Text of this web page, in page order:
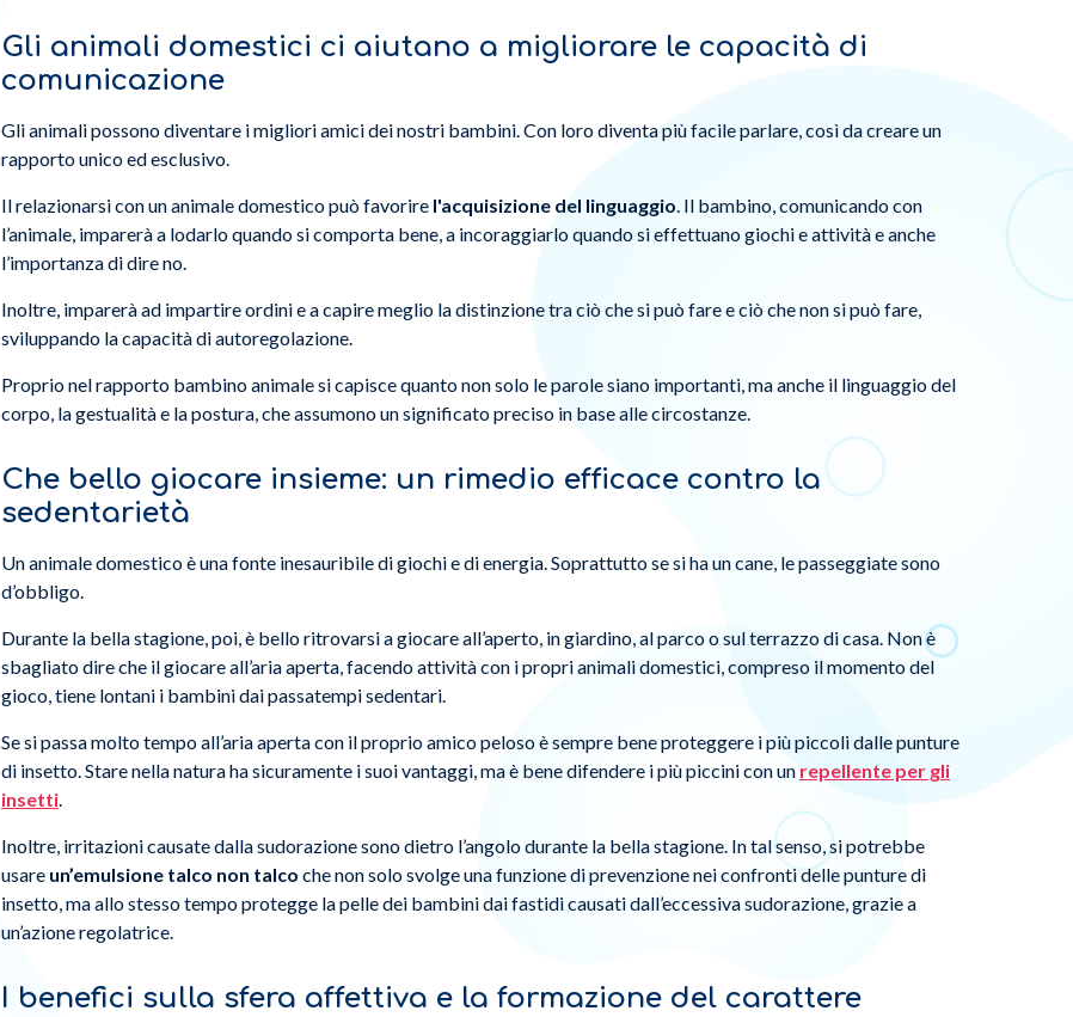
Gli animali domestici ci aiutano a migliorare le capacità di
comunicazione
Gli animali possono diventare i migliori amici dei nostri bambini. Con loro diventa più facile parlare, così da creare un
rapporto unico ed esclusivo.
Il relazionarsi con un animale domestico può favorire l'acquisizione del linguaggio. Il bambino, comunicando con
l’animale, imparerà a lodarlo quando si comporta bene, a incoraggiarlo quando si effettuano giochi e attività e anche
l’importanza di dire no.
Inoltre, imparerà ad impartire ordini e a capire meglio la distinzione tra ciò che si può fare e ciò che non si può fare,
sviluppando la capacità di autoregolazione.
Proprio nel rapporto bambino animale si capisce quanto non solo le parole siano importanti, ma anche il linguaggio del
corpo, la gestualità e la postura, che assumono un significato preciso in base alle circostanze.
Che bello giocare insieme: un rimedio efficace contro la
sedentarietà
Un animale domestico è una fonte inesauribile di giochi e di energia. Soprattutto se si ha un cane, le passeggiate sono
d’obbligo.
Durante la bella stagione, poi, è bello ritrovarsi a giocare all’aperto, in giardino, al parco o sul terrazzo di casa. Non è
sbagliato dire che il giocare all’aria aperta, facendo attività con i propri animali domestici, compreso il momento del
gioco, tiene lontani i bambini dai passatempi sedentari.
Se si passa molto tempo all’aria aperta con il proprio amico peloso è sempre bene proteggere i più piccoli dalle punture
di insetto. Stare nella natura ha sicuramente i suoi vantaggi, ma è bene difendere i più piccini con un repellente per gli
insetti.
Inoltre, irritazioni causate dalla sudorazione sono dietro l’angolo durante la bella stagione. In tal senso, si potrebbe
usare un’emulsione talco non talco chenon solo svolge una funzione di prevenzione nei confronti delle punture di
insetto, ma allo stesso tempo protegge la pelle dei bambini dai fastidi causati dall’eccessiva sudorazione, grazie a
un’azione regolatrice.
I benefici sulla sfera affettiva e la formazione del carattere